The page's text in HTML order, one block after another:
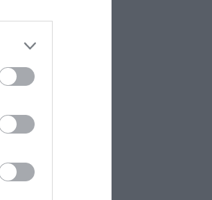
|
de
hasta
SailGP